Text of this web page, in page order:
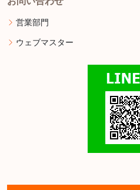
営業部門
ウェブマスター